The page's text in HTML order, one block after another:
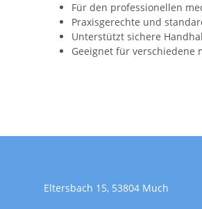
Für den professionellen
Praxisgerechte und
Unterstützt sichere
Geeignet für verschiedene
Eltersbach 15, 53804 Much